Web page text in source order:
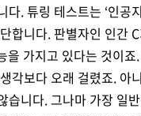
다. 튜링 테스트는 ‘인
합니다. 판별자인 인간
을 가지고 있다는 것이
각보다 오래 걸렸죠. 아
습니다. 그나마 가장 일